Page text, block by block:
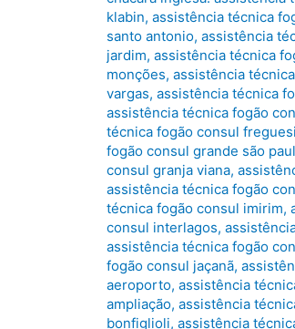
klabin, assistência técnica
santo antonio, assistência
jardim, assistência técnica
monções, assistência
vargas, assistência técnica
assistência técnica fogão
técnica fogão consul
fogão consul grande são
consul granja viana,
assistência técnica fogão
técnica fogão consul imirim,
consul interlagos,
assistência técnica fogão
fogão consul jaçanã,
aeroporto, assistência
ampliação, assistência
bonfiglioli, assistência